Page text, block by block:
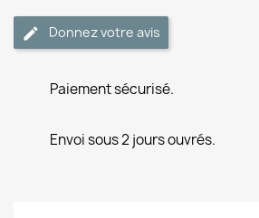
Donnez votre avis
Paiement sécurisé.
Envoi sous 2 jours ouvrés.